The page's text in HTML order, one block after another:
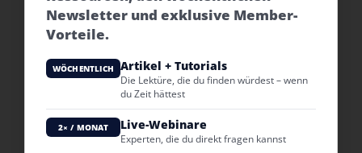
Newsletter und exklusive Member-
Vorteile.
WÖCHENTLICH Artikel + Tutorials
Die Lektüre, die du finden würdest – wenn
du Zeit hättest
2× / MONAT Live-Webinare
Experten, die du direkt fragen kannst